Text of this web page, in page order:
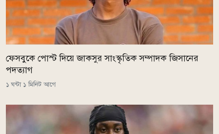
ফেসবুকে পোস্ট দিয়ে জাকসুর সাংস্কৃতিক সম্পাদক জিসানের
পদত্যাগ
১ ঘন্টা ১ মিনিট আগে